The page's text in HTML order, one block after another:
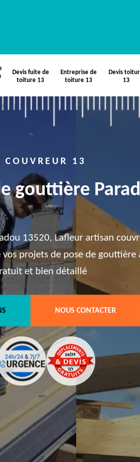
Devis fuite de
toiture 13
Entreprise de
toiture 13
Devis
13
COUVREUR 13
gouttière
13520, Lafleur artisan
projets de pose de gouttière
et bien détaillé
NOUS CONTACTER